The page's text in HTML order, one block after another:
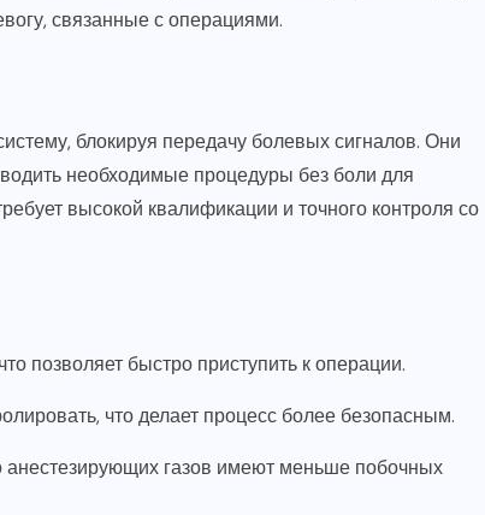
связанные с операциями.
блокируя передачу болевых сигналов. Они
необходимые процедуры без боли для
высокой квалификации и точного контроля со
позволяет быстро приступить к операции.
что делает процесс более безопасным.
анестезирующих газов имеют меньше побочных